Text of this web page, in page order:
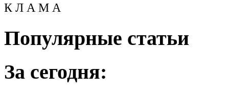
К Л А М А
Популярные статьи
За сегодня: